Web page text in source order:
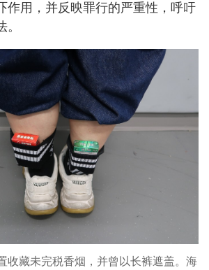
作用，并反映罪行的严重性，呼吁
收藏未完税香烟，并曾以长裤遮盖。海